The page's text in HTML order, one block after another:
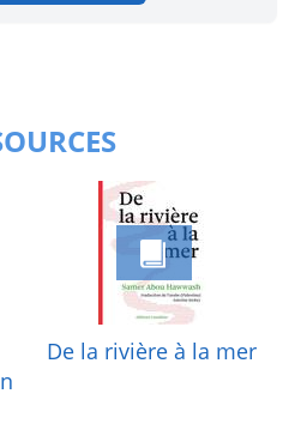
De la rivière à la mer